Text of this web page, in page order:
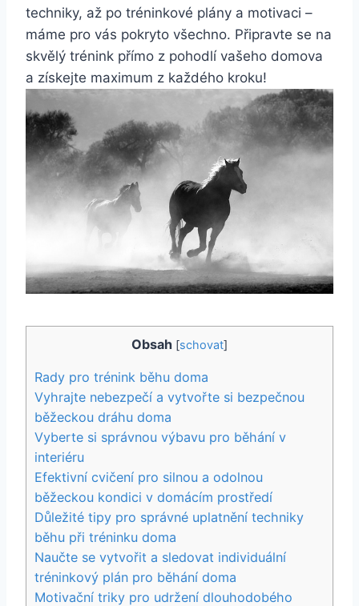
techniky, až po tréninkové plány a motivaci –
máme pro vás pokryto všechno. Připravte se na
skvělý trénink přímo z pohodlí vašeho domova
a získejte maximum z každého kroku!
Obsah [schovat]
Rady pro trénink běhu doma
Vyhrajte nebezpečí a vytvořte si bezpečnou
běžeckou dráhu doma
Vyberte si správnou výbavu pro běhání v
interiéru
Efektivní cvičení pro silnou a odolnou
běžeckou kondici v domácím prostředí
Důležité tipy pro správné uplatnění techniky
běhu při tréninku doma
Naučte se vytvořit a sledovat individuální
tréninkový plán pro běhání doma
Motivační triky pro udržení dlouhodobého